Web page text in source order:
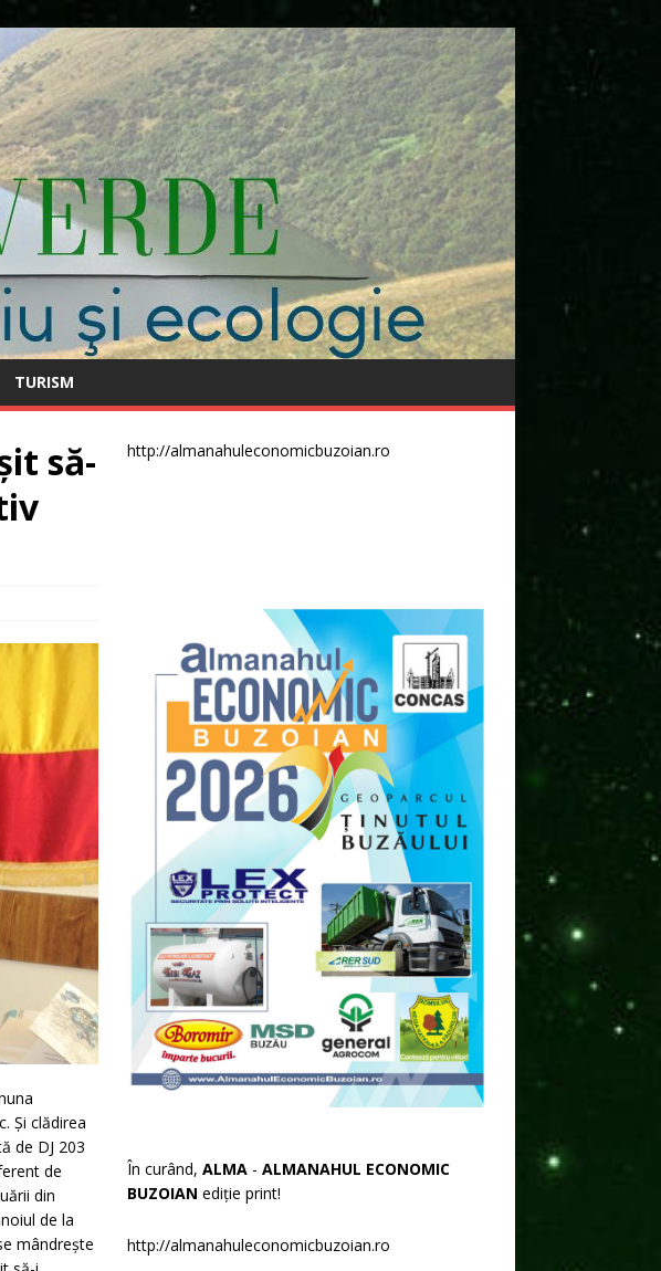
TURISM
să-
Și clădirea
de DJ 203
de
din
de la
mândrește
http://almanahuleconomicbuzoian.ro
În curând, ALMA - ALMANAHUL ECONOMIC
BUZOIAN ediție print!
http://almanahuleconomicbuzoian.ro